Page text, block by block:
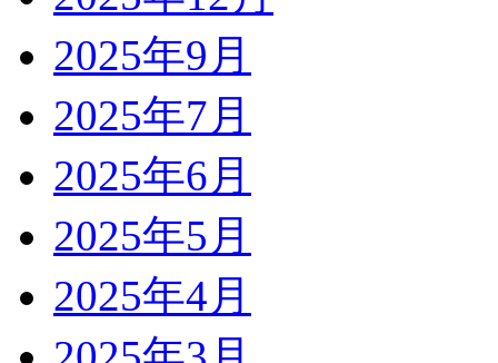
2025年9月
2025年7月
2025年6月
2025年5月
2025年4月